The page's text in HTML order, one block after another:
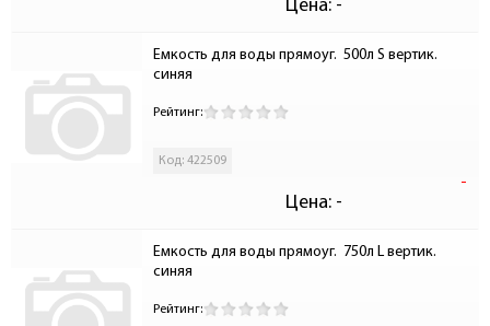
Цена: -
Емкость для воды прямоуг.  500л S вертик.
синяя
Рейтинг:
Код: 422509
Цена:
-
-
Емкость для воды прямоуг.  750л L вертик.
синяя
Рейтинг: